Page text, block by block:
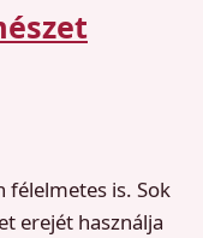
félelmetes is. Sok
erejét használja